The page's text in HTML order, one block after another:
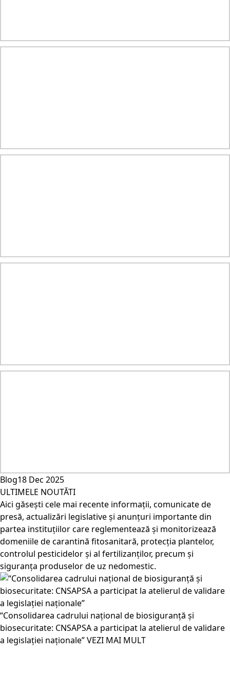
Blog18 Dec 2025
ULTIMELE NOUTĂTI
Aici găsești cele mai recente informații, comunicate de
presă, actualizări legislative și anunțuri importante din
partea instituțiilor care reglementează și monitorizează
domeniile de carantină fitosanitară, protecția plantelor,
controlul pesticidelor și al fertilizanților, precum și
siguranța produselor de uz nedomestic.
“Consolidarea cadrului național de biosiguranță și
biosecuritate: CNSAPSA a participat la atelierul de validare
a legislației naționale”VEZI MAI MULT